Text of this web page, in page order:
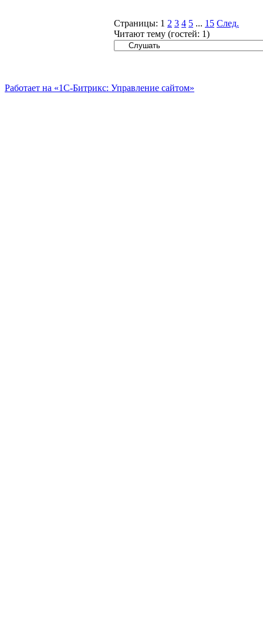
Страницы: 1 2 3 4 5 ... 15 След.
Читают тему (гостей: 1)
Работает на «1С-Битрикс: Управление сайтом»